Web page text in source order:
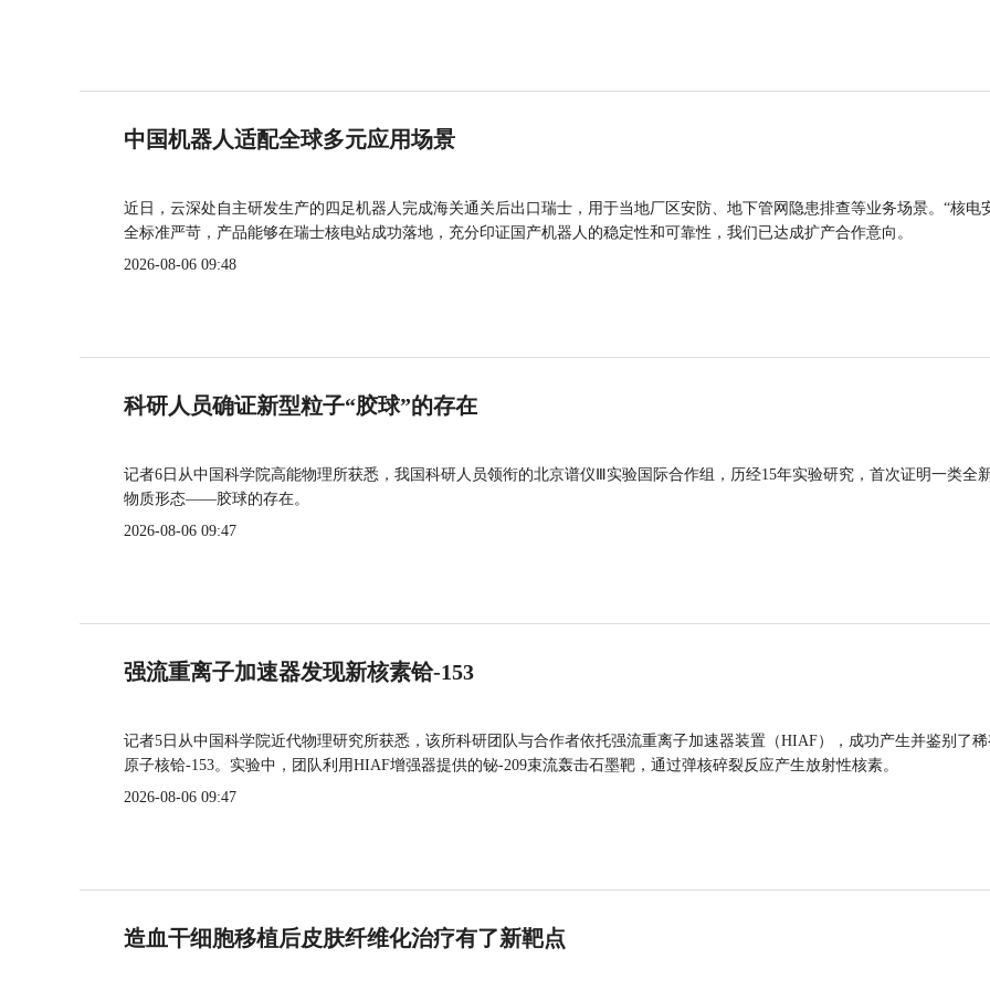
中国机器人适配全球多元应用场景
近日，云深处自主研发生产的四足机器人完成海关通关后出口瑞士，用于当地厂区安防、地下管网隐患排查等业务场景。“核电
全标准严苛，产品能够在瑞士核电站成功落地，充分印证国产机器人的稳定性和可靠性，我们已达成扩产合作意向。
2026-08-06 09:48
科研人员确证新型粒子“胶球”的存在
记者6日从中国科学院高能物理所获悉，我国科研人员领衔的北京谱仪Ⅲ实验国际合作组，历经15年实验研究，首次证明一类全
物质形态——胶球的存在。
2026-08-06 09:47
强流重离子加速器发现新核素铪-153
记者5日从中国科学院近代物理研究所获悉，该所科研团队与合作者依托强流重离子加速器装置（HIAF），成功产生并鉴别了
原子核铪-153。实验中，团队利用HIAF增强器提供的铋-209束流轰击石墨靶，通过弹核碎裂反应产生放射性核素。
2026-08-06 09:47
造血干细胞移植后皮肤纤维化治疗有了新靶点